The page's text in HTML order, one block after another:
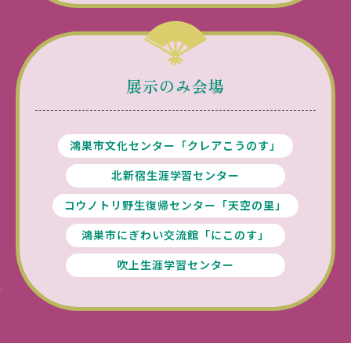
展示のみ会場
鴻巣市文化センター 「クレアこうのす」
北新宿生涯学習センター
コウノトリ野生復帰センター 「天空の里」
鴻巣市にぎわい交流館「にこのす」
吹上生涯学習センター